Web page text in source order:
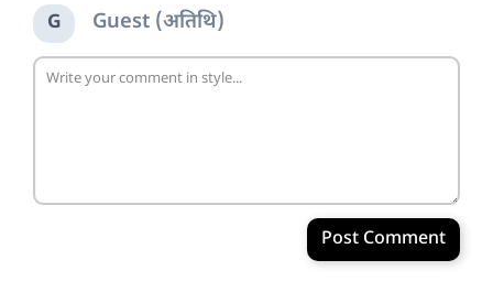
G Guest (अतिथि)
Post Comment